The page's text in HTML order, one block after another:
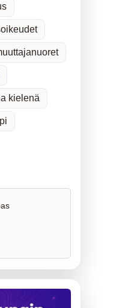
kielenä